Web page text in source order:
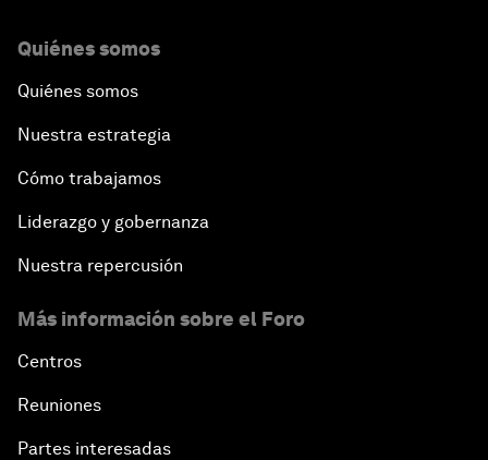
Quiénes somos
Quiénes somos
Nuestra estrategia
Cómo trabajamos
Liderazgo y gobernanza
Nuestra repercusión
Más información sobre el Foro
Centros
Reuniones
Partes interesadas